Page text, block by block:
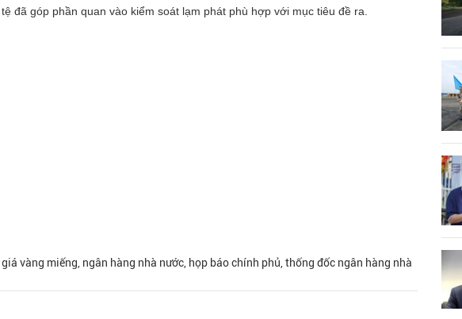
đã góp phần quan vào kiểm soát lạm phát phù hợp với mục tiêu đề ra.
vàng miếng, ngân hàng nhà nước, họp báo chính phủ, thống đốc ngân hàng nhà